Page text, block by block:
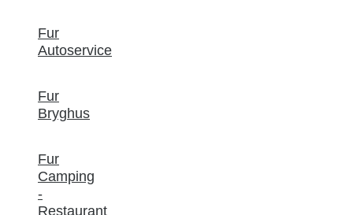
Fur
Autoservice
Fur
Bryghus
Fur
Camping
-
Restaurant